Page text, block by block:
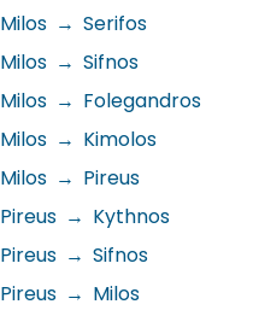
Milos → Serifos
Milos → Sifnos
Milos → Folegandros
Milos → Kimolos
Milos → Pireus
Pireus → Kythnos
Pireus → Sifnos
Pireus → Milos